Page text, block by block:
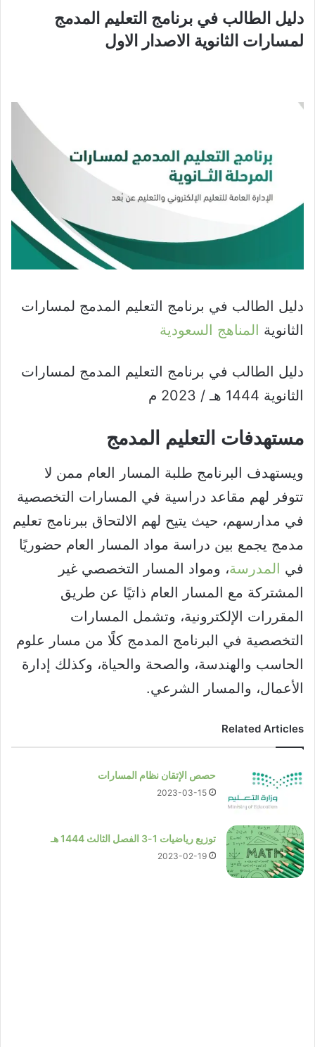
دليل الطالب في برنامج التعليم المدمج
لمسارات الثانوية الاصدار الاول​
دليل الطالب في برنامج التعليم المدمج لمسارات
الثانوية المناهج السعودية
دليل الطالب في برنامج التعليم المدمج لمسارات
الثانوية 1444 هـ / 2023 م
مستهدفات التعليم المدمج​
ويستهدف البرنامج طلبة المسار العام ممن لا
تتوفر لهم مقاعد دراسية في المسارات التخصصية
في مدارسهم، حيث يتيح لهم الالتحاق ببرنامج تعليم
مدمج يجمع بين دراسة مواد المسار العام حضوريًا
في المدرسة، ومواد المسار التخصصي غير
المشتركة مع المسار العام ذاتيًا عن طريق
المقررات الإلكترونية، وتشمل المسارات
التخصصية في البرنامج المدمج كلًا من مسار علوم
الحاسب والهندسة، والصحة والحياة، وكذلك إدارة
الأعمال، والمسار الشرعي.
Related Articles
حصص الإتقان نظام المسارات
2023-03-15
توزيع رياضيات 1-3 الفصل الثالث 1444 هـ
2023-02-19